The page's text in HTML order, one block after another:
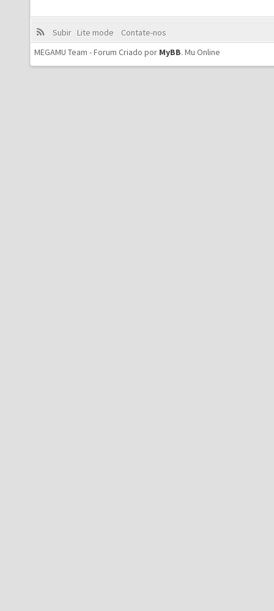
Subir Lite mode
Contate-nos
MEGAMU Team - Forum Criado por MyBB. Mu Online